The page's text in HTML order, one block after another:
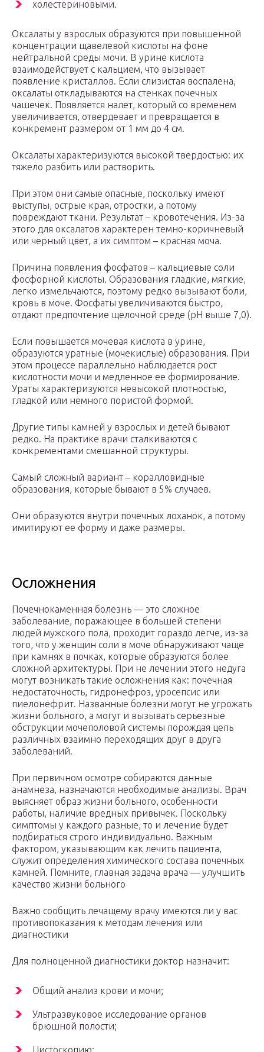
холестериновыми.
Оксалаты у взрослых образуются при повышенной
концентрации щавелевой кислоты на фоне
нейтральной среды мочи. В урине кислота
взаимодействует с кальцием, что вызывает
появление кристаллов. Если слизистая воспалена,
оксалаты откладываются на стенках почечных
чашечек. Появляется налет, который со временем
увеличивается, отвердевает и превращается в
конкремент размером от 1 мм до 4 см.
Оксалаты характеризуются высокой твердостью: их
тяжело разбить или растворить.
При этом они самые опасные, поскольку имеют
выступы, острые края, отростки, а потому
повреждают ткани. Результат – кровотечения. Из-за
этого для оксалатов характерен темно-коричневый
или черный цвет, а их симптом – красная моча.
Причина появления фосфатов – кальциевые соли
фосфорной кислоты. Образования гладкие, мягкие,
легко измельчаются, поэтому редко вызывают боли,
кровь в моче. Фосфаты увеличиваются быстро,
отдают предпочтение щелочной среде (рН выше 7,0).
Если повышается мочевая кислота в урине,
образуются уратные (мочекислые) образования. При
этом процессе параллельно наблюдается рост
кислотности мочи и медленное ее формирование.
Ураты характеризуются невысокой плотностью,
гладкой или немного пористой формой.
Другие типы камней у взрослых и детей бывают
редко. На практике врачи сталкиваются с
конкрементами смешанной структуры.
Самый сложный вариант – коралловидные
образования, которые бывают в 5% случаев.
Они образуются внутри почечных лоханок, а потому
имитируют ее форму и даже размеры.
Осложнения
Почечнокаменная болезнь — это сложное
заболевание, поражающее в большей степени
людей мужского пола, проходит гораздо легче, из-за
того, что у женщин соли в моче обнаруживают чаще
при камнях в почках, которые образуются более
сложной архитектуры. При не лечении этого недуга
могут возникать такие осложнения как: почечная
недостаточность, гидронефроз, уросепсис или
пиелонефрит. Названные болезни могут не угрожать
жизни больного, а могут и вызывать серьезные
обструкции мочеполовой системы порождая цепь
различных взаимно переходящих друг в друга
заболеваний.
При первичном осмотре собираются данные
анамнеза, назначаются необходимые анализы. Врач
выясняет образ жизни больного, особенности
работы, наличие вредных привычек. Поскольку
симптомы у каждого разные, то и лечение будет
подбираться строго индивидуально. Важным
фактором, указывающим как лечить пациента,
служит определения химического состава почечных
камней. Помните, главная задача врача — улучшить
качество жизни больного
Важно сообщить лечащему врачу имеются ли у вас
противопоказания к методам лечения или
диагностики
Для полноценной диагностики доктор назначит:
Общий анализ крови и мочи;
Ультразвуковое исследование органов
брюшной полости;
Цистоскопию;